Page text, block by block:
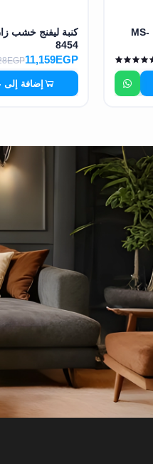
كنبة ليفنج خشب زان أحمر طبيعي MS-
8454
11,159EGP
إضافة